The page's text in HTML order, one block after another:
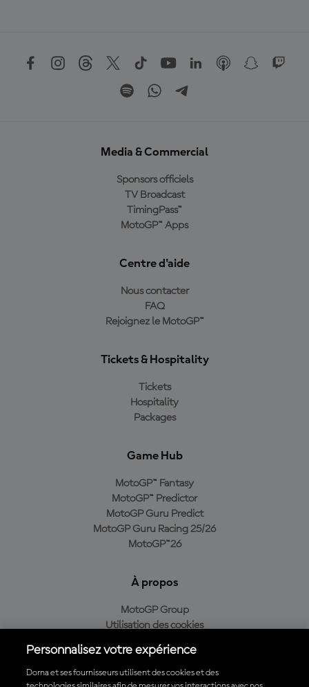
Media & Commercial
Sponsors officiels
TV Broadcast
TimingPass™
MotoGP™ Apps
Centre d'aide
Nous contacter
FAQ
Rejoignez le MotoGP™
Tickets & Hospitality
Tickets
Hospitality
Packages
Game Hub
MotoGP™ Fantasy
MotoGP™ Predictor
MotoGP Guru Predict
MotoGP Guru Racing 25/26
MotoGP™26
À propos
MotoGP Group
Utilisation des cookies
Politique de confidentialité
Politique d’achat
Personnalisez votre expérience
Dorna et ses fournisseurs utilisent des cookies et des